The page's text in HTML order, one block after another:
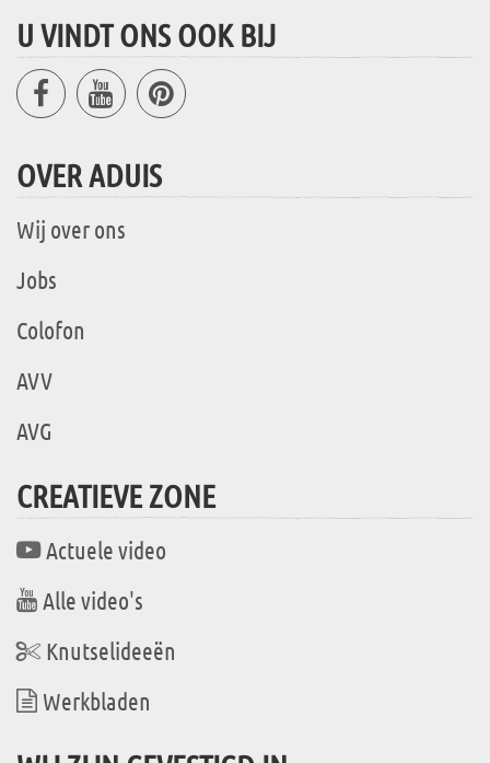
U VINDT ONS OOK BIJ
OVER ADUIS
Wij over ons
Jobs
Colofon
AVV
AVG
CREATIEVE ZONE
Actuele video
Alle video's
Knutselideeën
Werkbladen